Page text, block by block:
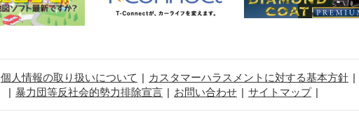
個人情報の取り扱いについて カスタマーハラスメントに対する基本方針
暴力団等反社会的勢力排除宣言
お問い合わせ サイトマップ